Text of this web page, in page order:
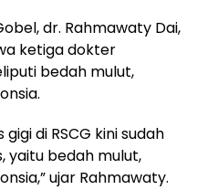
dr. Rahmawaty Dai,
ketiga dokter
bedah mulut,
di RSCG kini sudah
yaitu bedah mulut,
ujar Rahmawaty.